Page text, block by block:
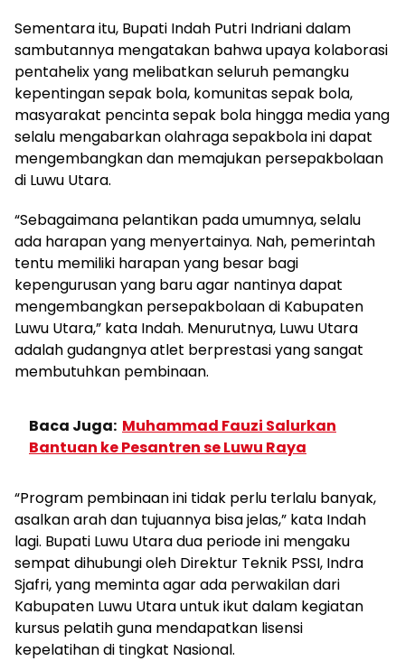
Sementara itu, Bupati Indah Putri Indriani dalam
sambutannya mengatakan bahwa upaya kolaborasi
pentahelix yang melibatkan seluruh pemangku
kepentingan sepak bola, komunitas sepak bola,
masyarakat pencinta sepak bola hingga media yang
selalu mengabarkan olahraga sepakbola ini dapat
mengembangkan dan memajukan persepakbolaan
di Luwu Utara.
“Sebagaimana pelantikan pada umumnya, selalu
ada harapan yang menyertainya. Nah, pemerintah
tentu memiliki harapan yang besar bagi
kepengurusan yang baru agar nantinya dapat
mengembangkan persepakbolaan di Kabupaten
Luwu Utara,” kata Indah. Menurutnya, Luwu Utara
adalah gudangnya atlet berprestasi yang sangat
membutuhkan pembinaan.
Baca Juga: Muhammad Fauzi Salurkan
Bantuan ke Pesantren se Luwu Raya
“Program pembinaan ini tidak perlu terlalu banyak,
asalkan arah dan tujuannya bisa jelas,” kata Indah
lagi. Bupati Luwu Utara dua periode ini mengaku
sempat dihubungi oleh Direktur Teknik PSSI, Indra
Sjafri, yang meminta agar ada perwakilan dari
Kabupaten Luwu Utara untuk ikut dalam kegiatan
kursus pelatih guna mendapatkan lisensi
kepelatihan di tingkat Nasional.